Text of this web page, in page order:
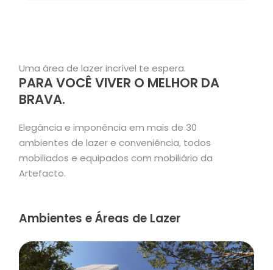
Uma área de lazer incrível te espera.
PARA VOCÊ VIVER O MELHOR DA
BRAVA.
Elegância e imponência em mais de 30
ambientes de lazer e conveniência, todos
mobiliados e equipados com mobiliário da
Artefacto.
Ambientes e Áreas de Lazer